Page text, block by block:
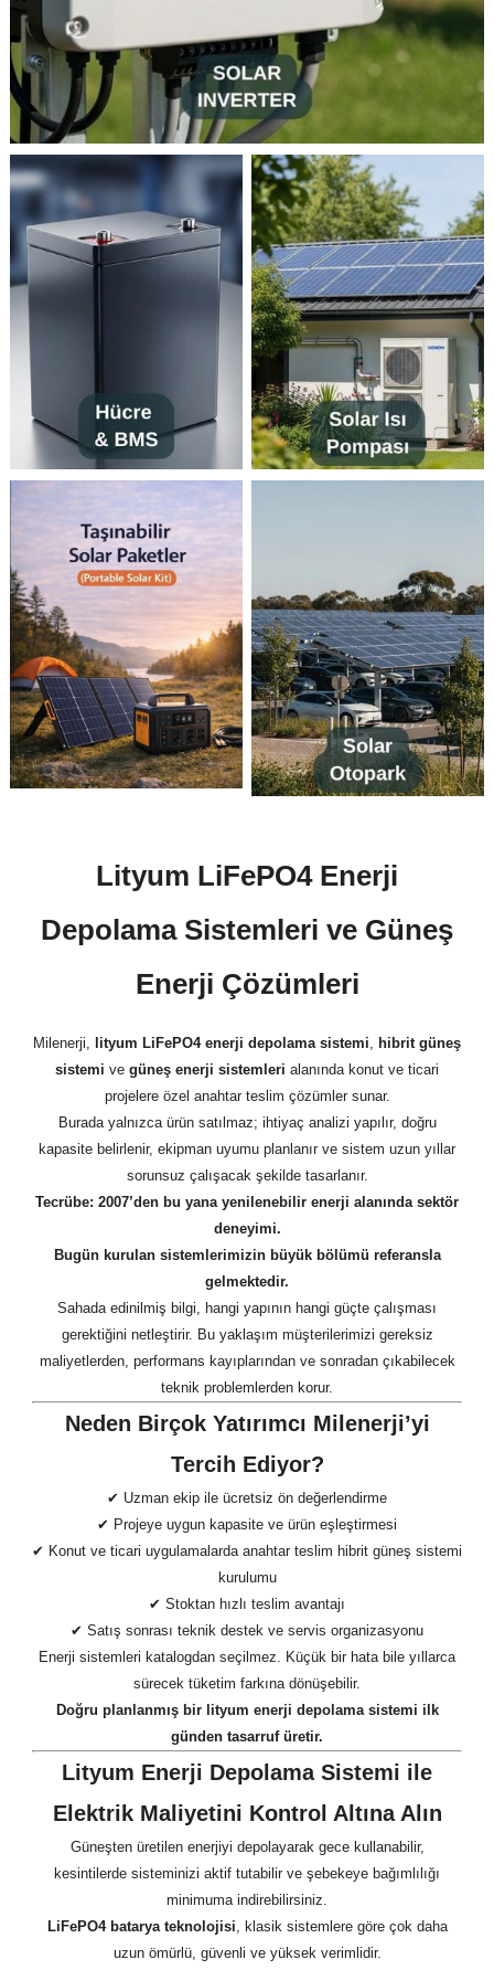
Lityum LiFePO4 Enerji
Depolama Sistemleri ve Güneş
Enerji Çözümleri
Milenerji, lityum LiFePO4 enerji depolama sistemi, hibrit güneş
sistemi ve güneş enerji sistemleri alanında konut ve ticari
projelere özel anahtar teslim çözümler sunar.
Burada yalnızca ürün satılmaz; ihtiyaç analizi yapılır, doğru
kapasite belirlenir, ekipman uyumu planlanır ve sistem uzun yıllar
sorunsuz çalışacak şekilde tasarlanır.
Tecrübe: 2007’den bu yana yenilenebilir enerji alanında sektör
deneyimi.
Bugün kurulan sistemlerimizin büyük bölümü referansla
gelmektedir.
Sahada edinilmiş bilgi, hangi yapının hangi güçte çalışması
gerektiğini netleştirir. Bu yaklaşım müşterilerimizi gereksiz
maliyetlerden, performans kayıplarından ve sonradan çıkabilecek
teknik problemlerden korur.
Neden Birçok Yatırımcı Milenerji’yi
Tercih Ediyor?
✔ Uzman ekip ile ücretsiz ön değerlendirme
✔ Projeye uygun kapasite ve ürün eşleştirmesi
✔ Konut ve ticari uygulamalarda anahtar teslim hibrit güneş sistemi
kurulumu
✔ Stoktan hızlı teslim avantajı
✔ Satış sonrası teknik destek ve servis organizasyonu
Enerji sistemleri katalogdan seçilmez. Küçük bir hata bile yıllarca
sürecek tüketim farkına dönüşebilir.
Doğru planlanmış bir lityum enerji depolama sistemi ilk
günden tasarruf üretir.
Lityum Enerji Depolama Sistemi ile
Elektrik Maliyetini Kontrol Altına Alın
Güneşten üretilen enerjiyi depolayarak gece kullanabilir,
kesintilerde sisteminizi aktif tutabilir ve şebekeye bağımlılığı
minimuma indirebilirsiniz.
LiFePO4 batarya teknolojisi, klasik sistemlere göre çok daha
uzun ömürlü, güvenli ve yüksek verimlidir.